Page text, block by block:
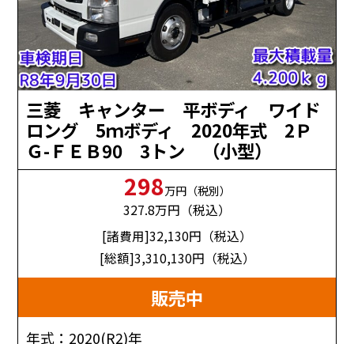
三菱 キャンター 平ボディ ワイド
ロング 5ｍボディ 2020年式 2Ｐ
Ｇ-ＦＥＢ90 3トン （小型）
298万円（税別）
327.8万円（税込）
[諸費用]32,130円（税込）
[総額]3,310,130円（税込）
販売中
年式：2020(R2)年